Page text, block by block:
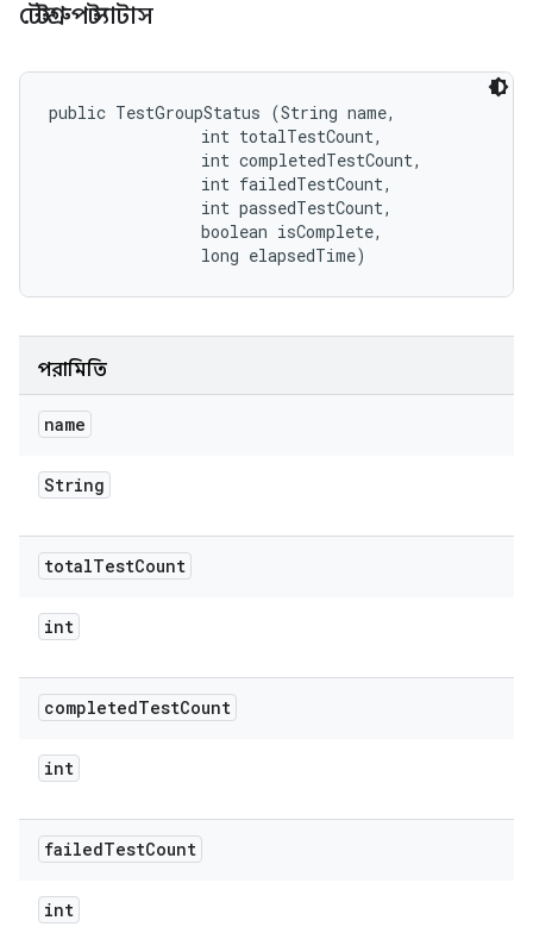
টেস্টগ্রুপ স্ট্যাটাস
public TestGroupStatus (String name,
                int totalTestCount,
                int completedTestCount,
                int failedTestCount,
                int passedTestCount,
                boolean isComplete,
                long elapsedTime)
পরামিতি
name
String
totalTestCount
int
completedTestCount
int
failedTestCount
int